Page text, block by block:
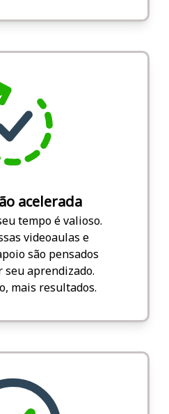
acelerada
tempo é valioso.
videoaulas e
são pensados
aprendizado.
mais resultados.